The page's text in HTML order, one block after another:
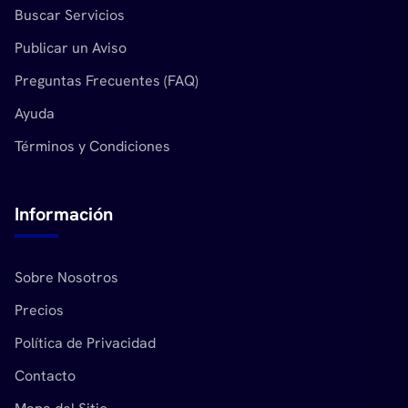
Buscar Servicios
Publicar un Aviso
Preguntas Frecuentes (FAQ)
Ayuda
Términos y Condiciones
Información
Sobre Nosotros
Precios
Política de Privacidad
Contacto